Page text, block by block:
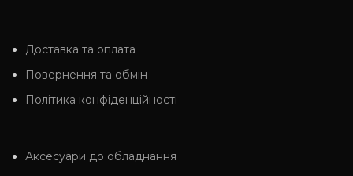
Доставка та оплата
Повернення та обмін
Політика конфіденційності
Аксесуари до обладнання